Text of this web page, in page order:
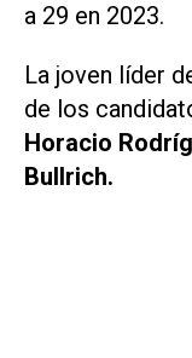
a 29 en 2023.
La joven líder
de los
Horacio
Bullrich.